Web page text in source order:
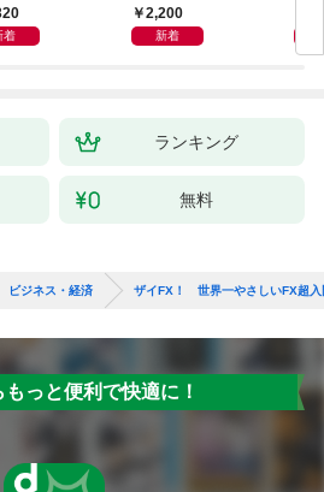
生まれた謎
着
然とやっている 最小の
インプットで最大の成
2,200
新着
ランキング
無料
ビジネス・経済 ザイFX！ 世界一やさしいFX超入
っと便利で快適に！